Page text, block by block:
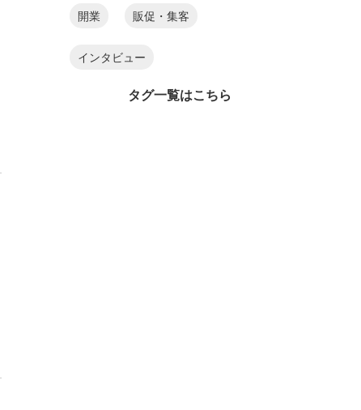
開業 販促・集客
インタビュー
タグ一覧はこちら